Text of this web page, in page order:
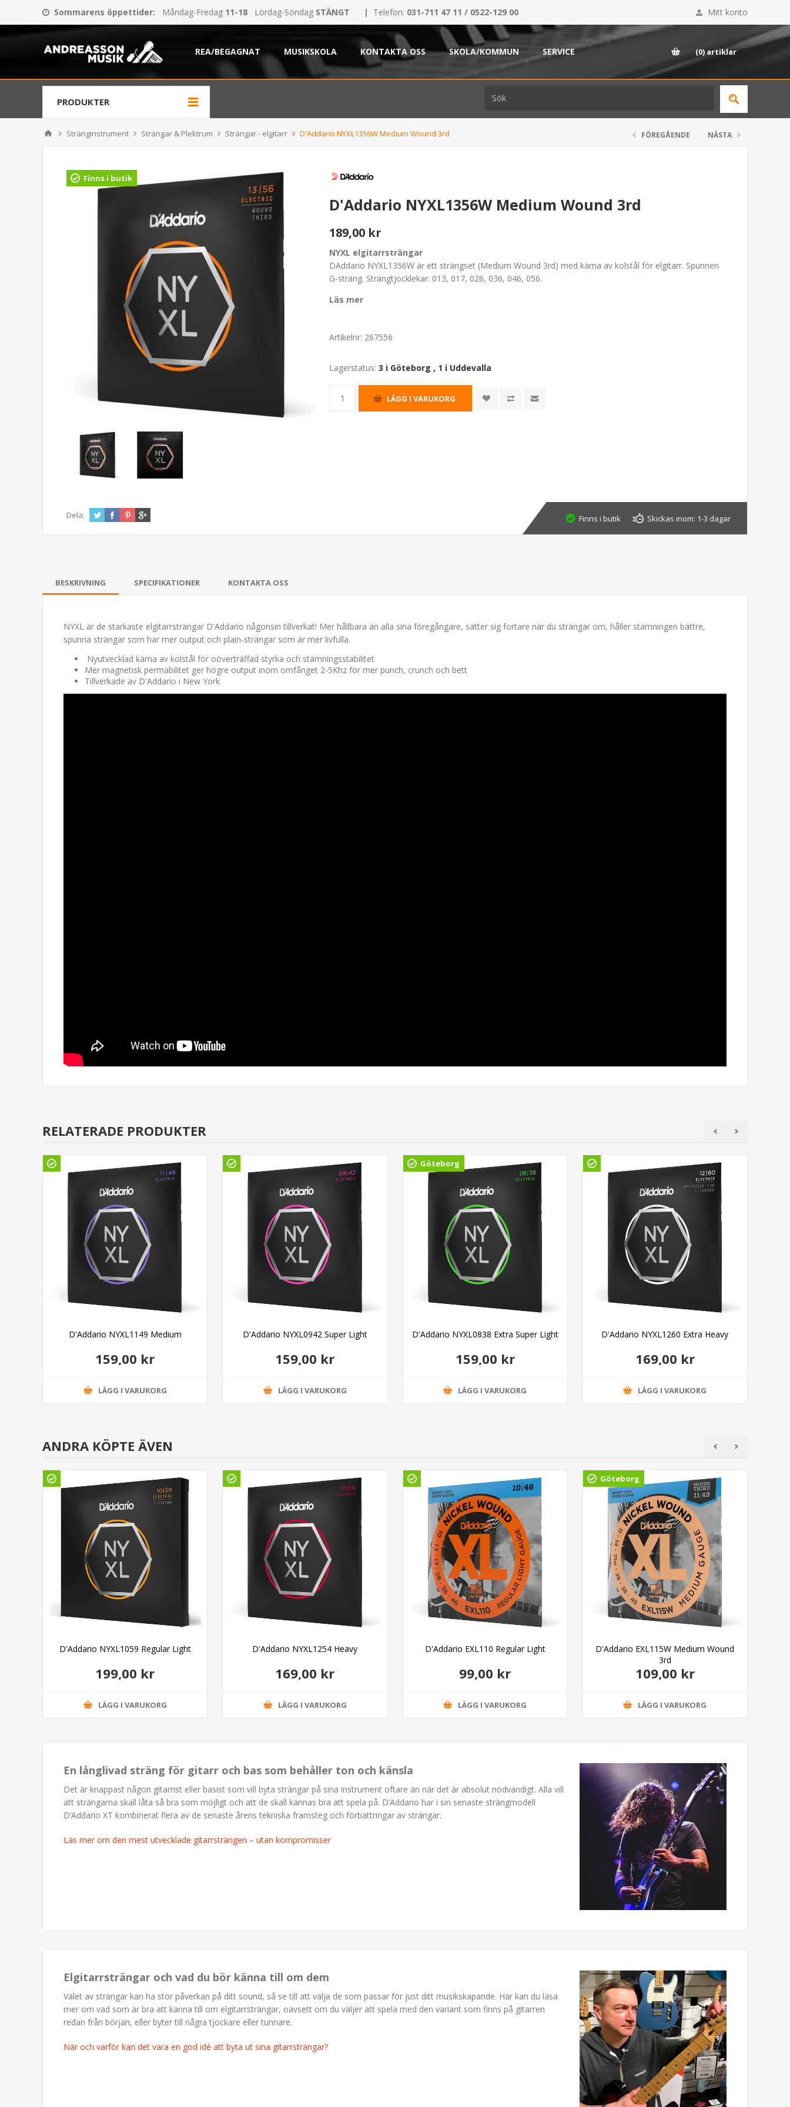
Sommarens öppettider: Måndag-Fredag 11-18 Lördag-Söndag STÄNGT | Telefon: 031-711 47 11 / 0522-129 00 Mitt konto
REA/BEGAGNAT MUSIKSKOLA KONTAKTA OSS SKOLA/KOMMUN SERVICE (0) artiklar
PRODUKTER
Stränginstrument Strängar & Plektrum Strängar - elgitarr D'Addario NYXL1356W Medium Wound 3rd FÖREGÅENDE NÄSTA
Finns i butik
D'Addario NYXL1356W Medium Wound 3rd
189,00 kr
NYXL elgitarrsträngar
DAddario NYXL1356W är ett strängset (Medium Wound 3rd) med kärna av kolstål för elgitarr. Spunnen
G-sträng. Strängtjocklekar: 013, 017, 026, 036, 046, 056.
Läs mer
Artikelnr: 267556
Lagerstatus: 3 i Göteborg , 1 i Uddevalla
Dela: Finns i butik Skickas inom: 1-3 dagar
BESKRIVNING SPECIFIKATIONER KONTAKTA OSS
NYXL är de starkaste elgitarrsträngar D'Addario någonsin tillverkat! Mer hållbara än alla sina föregångare, sätter sig fortare när du strängar om, håller stämningen bättre,
spunna strängar som har mer output och plain-strängar som är mer livfulla.
Nyutvecklad kärna av kolstål för oöverträffad styrka och stämningsstabilitet
Mer magnetisk permabilitet ger högre output inom omfånget 2-5Khz för mer punch, crunch och bett
Tillverkade av D'Addario i New York
RELATERADE PRODUKTER
D'Addario NYXL1149 Medium
159,00 kr
LÄGG I VARUKORG
D'Addario NYXL0942 Super Light
159,00 kr
LÄGG I VARUKORG
Göteborg
D'Addario NYXL0838 Extra Super Light
159,00 kr
LÄGG I VARUKORG
D'Addario NYXL1260 Extra Heavy
169,00 kr
LÄGG I VARUKORG
ANDRA KÖPTE ÄVEN
D'Addario NYXL1059 Regular Light
199,00 kr
LÄGG I VARUKORG
D'Addario NYXL1254 Heavy
169,00 kr
LÄGG I VARUKORG
D'Addario EXL110 Regular Light
99,00 kr
LÄGG I VARUKORG
Göteborg
D'Addario EXL115W Medium Wound
3rd
109,00 kr
LÄGG I VARUKORG
En långlivad sträng för gitarr och bas som behåller ton och känsla
Det är knappast någon gitarrist eller basist som vill byta strängar på sina instrument oftare än när det är absolut nödvändigt. Alla vill
att strängarna skall låta så bra som möjligt och att de skall kännas bra att spela på. D’Addario har i sin senaste strängmodell
D’Addario XT kombinerat flera av de senaste årens tekniska framsteg och förbättringar av strängar.
Läs mer om den mest utvecklade gitarrsträngen – utan kompromisser
Elgitarrsträngar och vad du bör känna till om dem
Valet av strängar kan ha stor påverkan på ditt sound, så se till att välja de som passar för just ditt musikskapande. Här kan du läsa
mer om vad som är bra att känna till om elgitarrsträngar, oavsett om du väljer att spela med den variant som finns på gitarren
redan från början, eller byter till några tjockare eller tunnare.
När och varför kan det vara en god idé att byta ut sina gitarrsträngar?